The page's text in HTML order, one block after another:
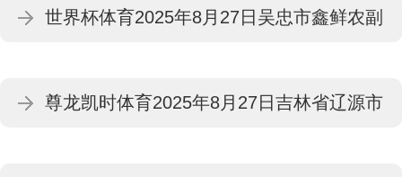
情-尊龙凯龙时「中国」官方网站
世界杯体育2025年8月27日吴忠市鑫鲜农副
国」官方网站
尊龙凯时体育2025年8月27日吉林省辽源市